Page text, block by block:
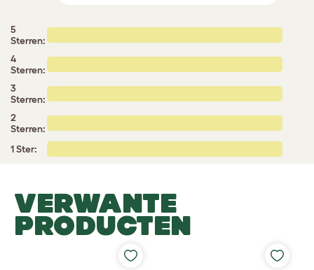
5
Sterren:
4
Sterren:
3
Sterren:
2
Sterren:
1 Ster:
VERWANTE
PRODUCTEN